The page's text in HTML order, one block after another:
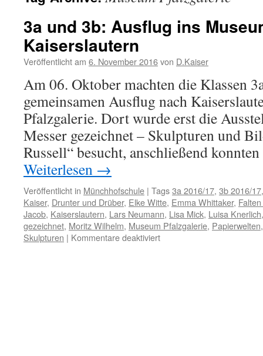
3a und 3b: Ausflug ins
Kaiserslautern
Veröffentlicht am 6. November 2016von D.Kaiser
Am 06. Oktober machten die Klassen
gemeinsamen Ausflug nach
Pfalzgalerie. Dort wurde erst die
Messer gezeichnet – Skulpturen und
Russell“ besucht, anschließend
Weiterlesen →
Veröffentlicht in Münchhofschule | Tags3a 2016/17, 3b 2016/17
Kaiser, Drunter und Drüber, Elke Witte, Emma Whittaker,
Jacob, Kaiserslautern, Lars Neumann, Lisa Mick, Luisa Knerlich
gezeichnet, Moritz Wilhelm, Museum Pfalzgalerie, Papierwelten
Skulpturen | Kommentare deaktiviertfür